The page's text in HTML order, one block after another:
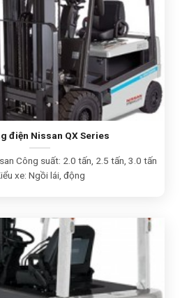
điện Nissan QX Series
Công suất: 2.0 tấn, 2.5 tấn, 3.0 tấn
xe: Ngồi lái, động